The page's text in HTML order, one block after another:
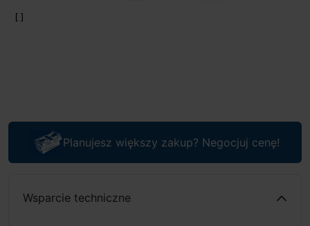
Planujesz większy zakup? Negocjuj cenę!
Wsparcie techniczne